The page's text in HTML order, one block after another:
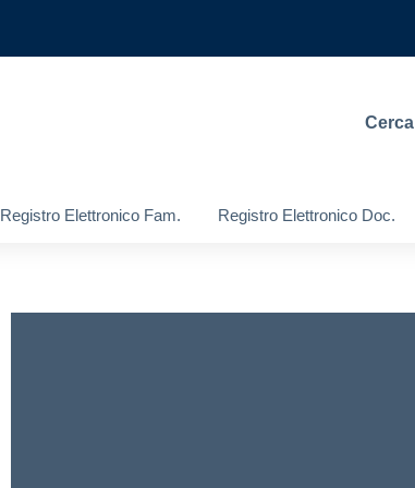
Cerca
Registro Elettronico Fam. Registro Elettronico Doc.